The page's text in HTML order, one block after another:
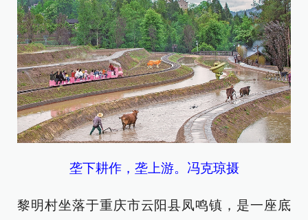
垄下耕作，垄上游。冯克琼摄
黎明村坐落于重庆市云阳县凤鸣镇，是一座底